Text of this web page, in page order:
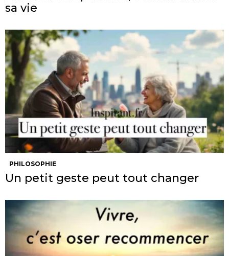
sa vie
PHILOSOPHIE
Un petit geste peut tout changer